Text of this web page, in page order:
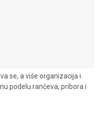
se, a više organizacija i
podelu rančeva, pribora i